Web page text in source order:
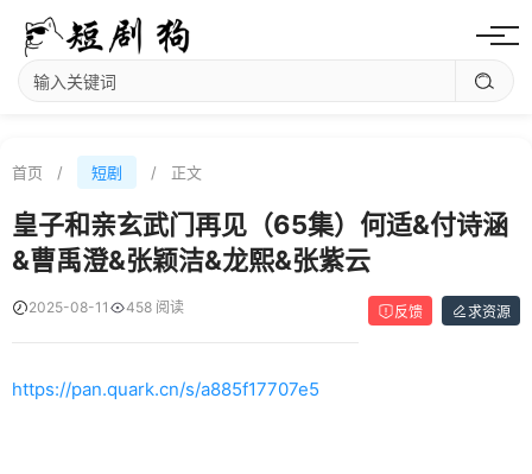
首页 / 短剧 / 正文
皇子和亲玄武门再见（65集）何适&付诗涵
&曹禹澄&张颖洁&龙熙&张紫云
求资源
反馈
2025-08-11 458 阅读
https://pan.quark.cn/s/a885f17707e5